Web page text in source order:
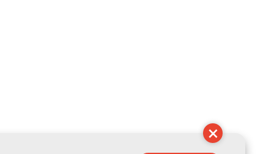
×